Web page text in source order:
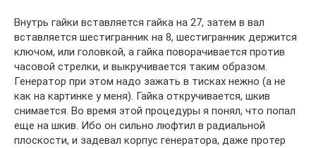
Внутрь гайки вставляется гайка на 27, затем в вал
вставляется шестигранник на 8, шестигранник держится
ключом, или головкой, а гайка поворачивается против
часовой стрелки, и выкручивается таким образом.
Генератор при этом надо зажать в тисках нежно (а не
как на картинке у меня). Гайка откручивается, шкив
снимается. Во время этой процедуры я понял, что попал
еще на шкив. Ибо он сильно люфтил в радиальной
плоскости, и задевал корпус генератора, даже протер